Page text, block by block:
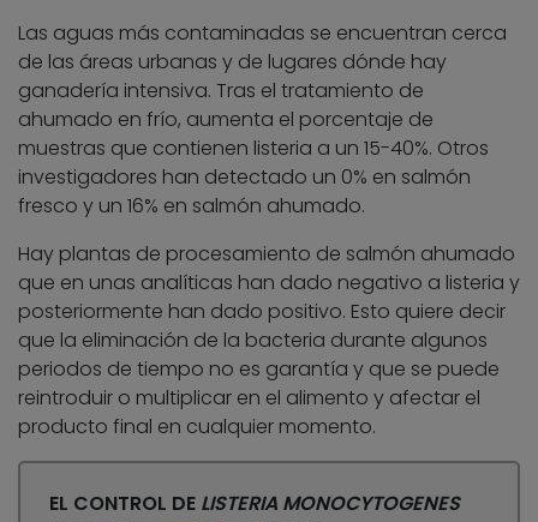
Las aguas más contaminadas se encuentran cerca
de las áreas urbanas y de lugares dónde hay
ganadería intensiva. Tras el tratamiento de
ahumado en frío, aumenta el porcentaje de
muestras que contienen listeria a un 15-40%. Otros
investigadores han detectado un 0% en salmón
fresco y un 16% en salmón ahumado.
Hay plantas de procesamiento de salmón ahumado
que en unas analíticas han dado negativo a listeria y
posteriormente han dado positivo. Esto quiere decir
que la eliminación de la bacteria durante algunos
periodos de tiempo no es garantía y que se puede
reintroduir o multiplicar en el alimento y afectar el
producto final en cualquier momento.
EL CONTROL DE LISTERIA MONOCYTOGENES